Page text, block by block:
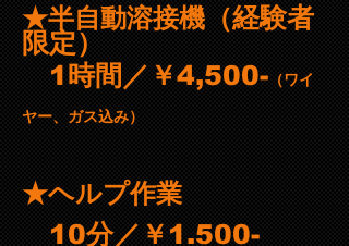
★半自動溶接機 （経験者
限定）
1時間 ／￥4,500- （ワイ
ヤー、ガス込み）
★ヘルプ作業
10分／￥1.500-